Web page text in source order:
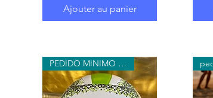
Ajouter au panier
PEDIDO MINIMO 10 UNIDADES